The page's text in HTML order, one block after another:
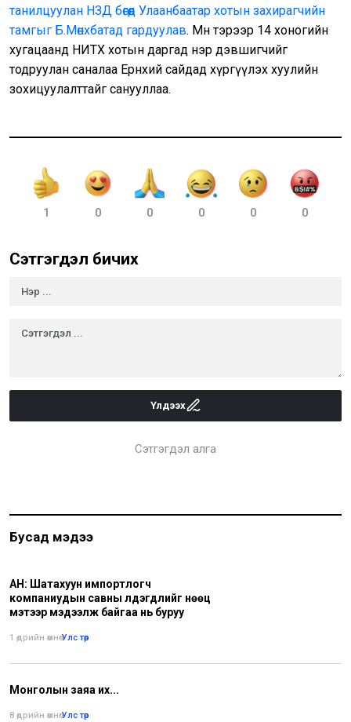
танилцуулан НЗД бөгөөд Улаанбаатар хотын захирагчийн
тамгыг Б.Мөнхбатад гардуулав. Мөн тэрээр 14 хоногийн
хугацаанд НИТХ хотын даргад нэр дэвшигчийг
тодруулан саналаа Ерөнхий сайдад хүргүүлэх хуулийн
зохицуулалттайг санууллаа.
1 0 0 0 0 0
Сэтгэгдэл бичих
Үлдээх
Сэтгэгдэл алга
Бусад мэдээ
АН: Шатахуун импортлогч
компаниудын савны үлдэгдлийг нөөц
мэтээр мэдээлж байгаа нь буруу
1 өдрийн өмнө•Улс төр
Монголын заяа их...
8 өдрийн өмнө•Улс төр